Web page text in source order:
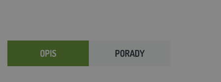
OPIS PORADY